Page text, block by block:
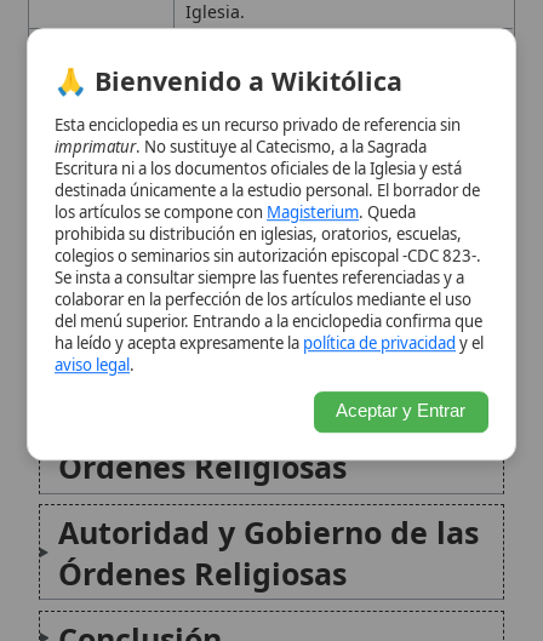
monásticas,
regulares; terceras órdenes
Naturaleza y Origen de la
Vida Religiosa
Clasificación y Tipos de
Órdenes Religiosas
Autoridad y Gobierno de las
Órdenes Religiosas
Conclusión
Modificado el 20 de septiembre de 2025 •FideScore™ 7.36• 75
visitas • Citar este artículo •Paq. Scorm (LMS) Sugerir mejora
Compartir artículo •Imprimir artículo•Generar QR•Instalar
aplicación
Ordenes militares religiosas
prohibida su distribución en iglesias, oratorios, escuelas,
colegios o seminarios sin autorización episcopal -CDC 823-.
colaborar en la perfección de los artículos mediante el uso
del menú superior. Entrando a la enciclopedia confirma que
ha leído y acepta expresamente la
política de privacidad
y el
aviso legal.
Aceptar y Entrar